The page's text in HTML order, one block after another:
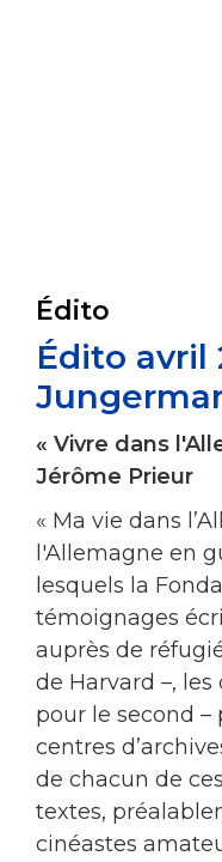
Édito
Édito avril
« Vivre dans
Jérôme Prieur
« Ma vie dans
l'Allemagne en
lesquels la
témoignages
auprès de
de Harvard –,
pour le second
centres
de chacun de
textes,
cinéastes